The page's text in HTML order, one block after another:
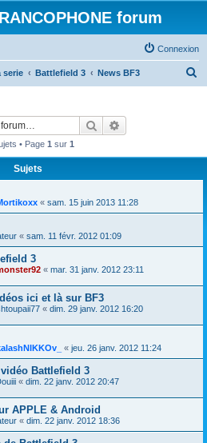
forum
Connexion
serie Battlefield 3 News BF3
r
Rechercher
• Page 1 sur 1
Sujets
« sam. 15 juin 2013 11:28
« sam. 11 févr. 2012 01:09
3
« mar. 31 janv. 2012 23:11
ici et là sur BF3
« dim. 29 janv. 2012 16:20
« jeu. 26 janv. 2012 11:24
Battlefield 3
« dim. 22 janv. 2012 20:47
APPLE & Android
« dim. 22 janv. 2012 18:36